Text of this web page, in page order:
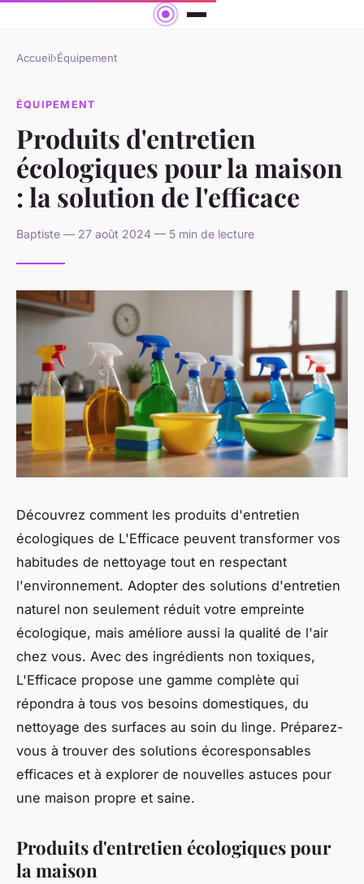
Accueil›Équipement
ÉQUIPEMENT
Produits d'entretien
écologiques pour la maison
: la solution de l'efficace
Baptiste — 27 août 2024 — 5 min de lecture
Découvrez comment les produits d'entretien
écologiques de L'Efficace peuvent transformer vos
habitudes de nettoyage tout en respectant
l'environnement. Adopter des solutions d'entretien
naturel non seulement réduit votre empreinte
écologique, mais améliore aussi la qualité de l'air
chez vous. Avec des ingrédients non toxiques,
L'Efficace propose une gamme complète qui
répondra à tous vos besoins domestiques, du
nettoyage des surfaces au soin du linge. Préparez-
vous à trouver des solutions écoresponsables
efficaces et à explorer de nouvelles astuces pour
une maison propre et saine.
Produits d'entretien écologiques pour
la maison